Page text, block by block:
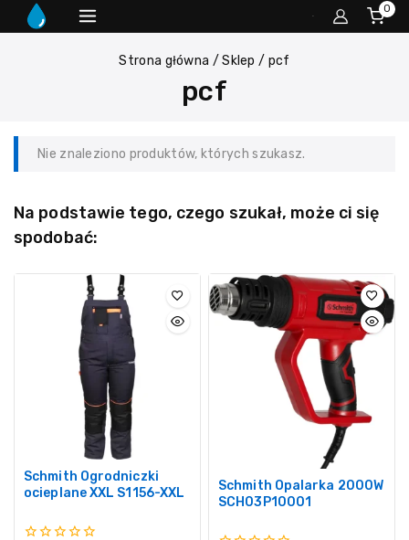
0
Strona główna / Sklep / pcf
pcf
Nie znaleziono produktów, których szukasz.
Na podstawie tego, czego szukał, może ci się
spodobać:
Schmith Ogrodniczki
ocieplane XXL S1156-XXL
Schmith Opalarka 2000W
SCH03P10001